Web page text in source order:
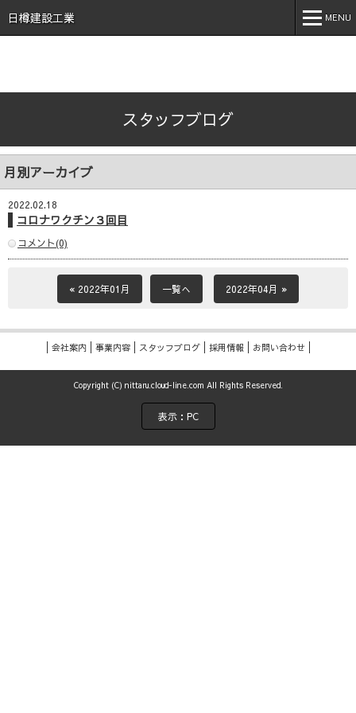
式会社 日樽 建設 土木 建築 新築 戸建 工事 解体 地元 安
心 誠実 コロナ 空気触媒 酸素クラスター オゾン 不活化
日樽建設工業 MENU
事業内容
実績紹介
施工事例
採用情報
スタッフブログ
スタッフブログ
月別アーカイブ
2022.02.18
コロナワクチン３回目
コメント(0)
« 2022年01月 一覧へ 2022年04月 »
会社案内 事業内容 スタッフブログ 採用情報 お問い合わせ
Copyright (C) nittaru.cloud-line.com All Rights Reserved.
表示：PC